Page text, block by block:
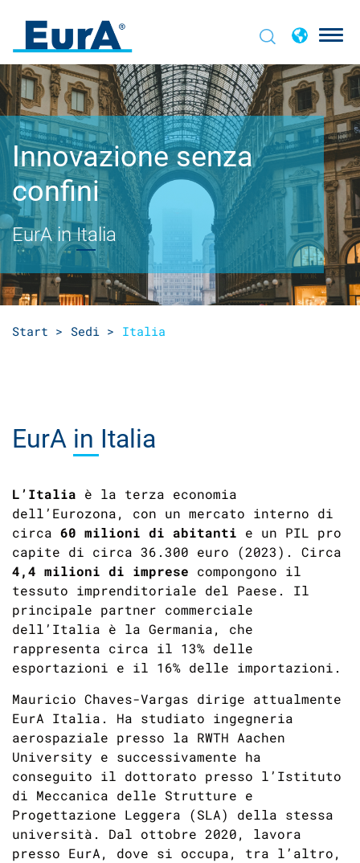
Innovazione senza
confini
EurA inItalia
Start > Sedi > Italia
EurA in Italia
L’Italia è la terza economia
dell’Eurozona, con un mercato interno di
circa 60 milioni di abitanti e un PIL pro
capite di circa 36.300 euro (2023). Circa
4,4 milioni di imprese compongono il
tessuto imprenditoriale del Paese. Il
principale partner commerciale
dell’Italia è la Germania, che
rappresenta circa il 13% delle
esportazioni e il 16% delle importazioni.
Mauricio Chaves-Vargas dirige attualmente
EurA Italia. Ha studiato ingegneria
aerospaziale presso la RWTH Aachen
University e successivamente ha
conseguito il dottorato presso l’Istituto
di Meccanica delle Strutture e
Progettazione Leggera (SLA) della stessa
università. Dal ottobre 2020, lavora
presso EurA, dove si occupa, tra l’altro,